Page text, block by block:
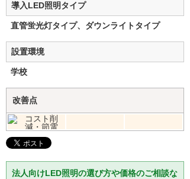
導入LED照明タイプ
直管蛍光灯タイプ、ダウンライトタイプ
設置環境
学校
改善点
法人向けLED照明の選び方や価格のご相談な